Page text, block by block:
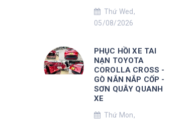
Thứ Wed,
05/08/2026
PHỤC HỒI XE TAI
NẠN TOYOTA
COROLLA CROSS -
GÒ NẮN NẮP CỐP -
SƠN QUÂY QUANH
XE
Thứ Mon,